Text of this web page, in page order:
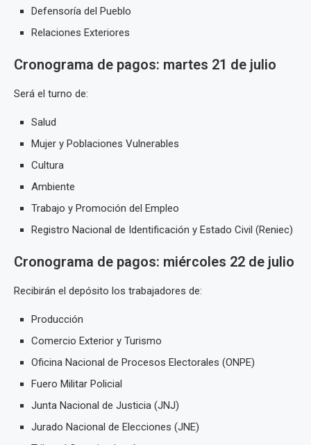
Defensoría del Pueblo
Relaciones Exteriores
Cronograma de pagos: martes 21 de julio
Será el turno de:
Salud
Mujer y Poblaciones Vulnerables
Cultura
Ambiente
Trabajo y Promoción del Empleo
Registro Nacional de Identificación y Estado Civil (Reniec)
Cronograma de pagos: miércoles 22 de julio
Recibirán el depósito los trabajadores de:
Producción
Comercio Exterior y Turismo
Oficina Nacional de Procesos Electorales (ONPE)
Fuero Militar Policial
Junta Nacional de Justicia (JNJ)
Jurado Nacional de Elecciones (JNE)